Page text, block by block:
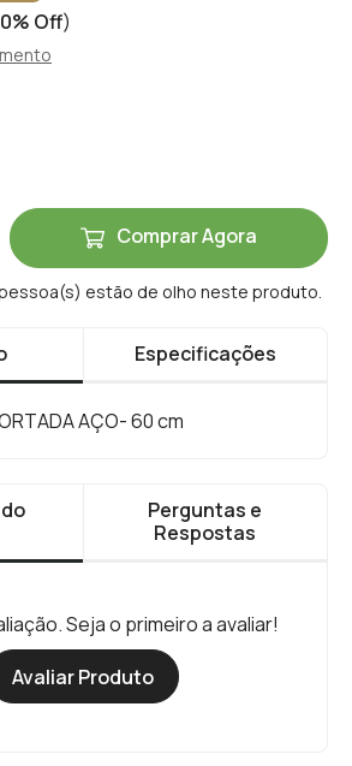
Off)
Comprar Agora
estão de olho neste produto.
Especificações
AÇO- 60 cm
Perguntas e
Respostas
Seja o primeiro a avaliar!
Avaliar Produto